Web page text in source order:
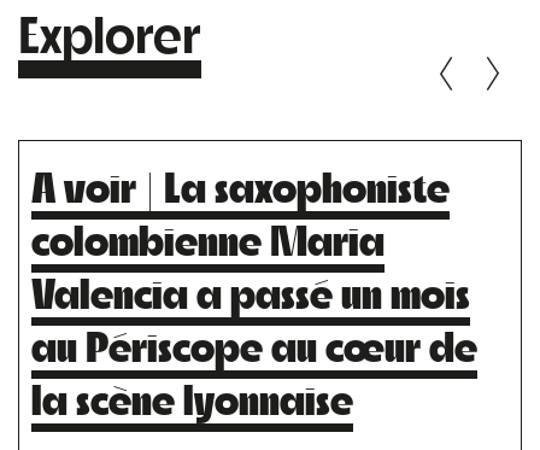
Explorer
A voir | La saxophoniste
colombienne Maria
Valencia a passé un mois
au Périscope au cœur de
la scène lyonnaise